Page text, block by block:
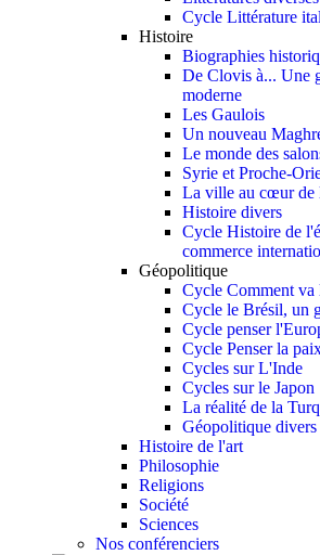
Cycle Littérature
Histoire
Biographies
De Clovis à... Une
moderne
Les Gaulois
Un nouveau
Le monde des
Syrie et Proche-
La ville au cœur de
Histoire divers
Cycle Histoire de
commerce
Géopolitique
Cycle Comment va
Cycle le Brésil, un
Cycle penser
Cycle Penser la
Cycles sur L'Inde
Cycles sur le Japon
La réalité de la
Géopolitique divers
Histoire de l'art
Philosophie
Religions
Société
Sciences
Nos conférenciers